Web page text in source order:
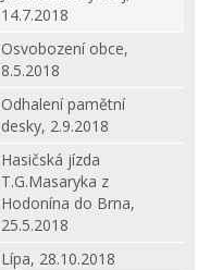
14.7.2018
Osvobození obce,
8.5.2018
Odhalení pamětní
desky, 2.9.2018
Hasičská jízda
T.G.Masaryka z
Hodonína do Brna,
25.5.2018
Lípa, 28.10.2018